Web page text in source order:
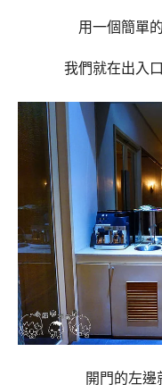
用一個簡單
我們就在出入
開門的左邊